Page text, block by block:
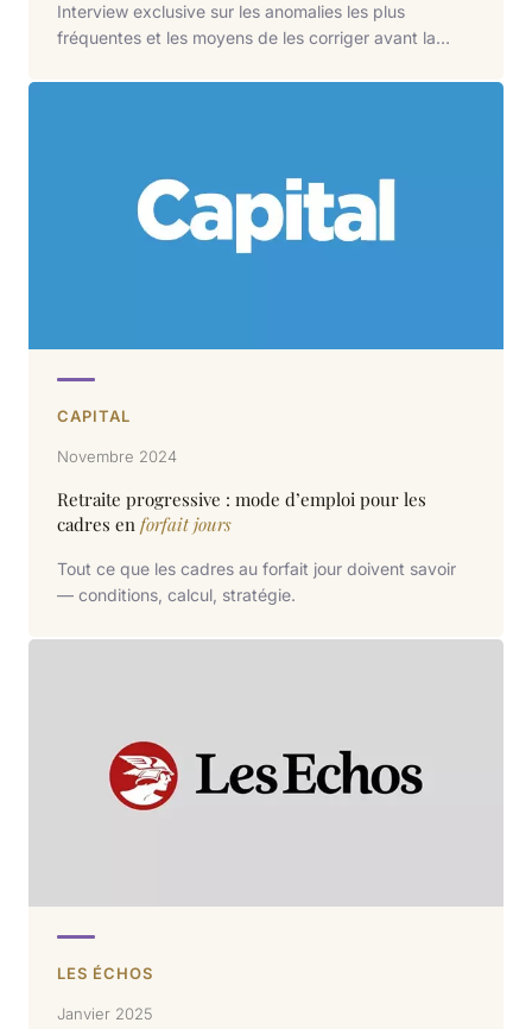
Interview exclusive sur les anomalies les plus
fréquentes et les moyens de les corriger avant la
CAPITAL
Novembre 2024
Retraite progressive : mode d’emploi pour les
cadres en forfait jours
Tout ce que les cadres au forfait jour doivent savoir
— conditions, calcul, stratégie.
LES ÉCHOS
Janvier 2025